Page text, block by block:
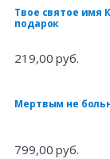
Твое святое имя
подарок
219,00 руб.
Мертвым не
799,00 руб.